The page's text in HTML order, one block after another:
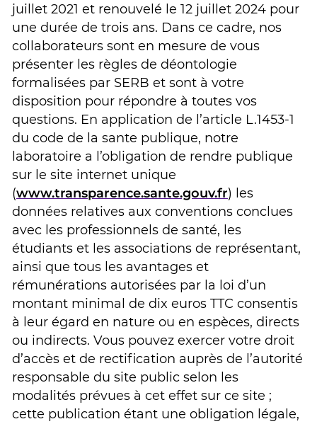
juillet 2021 et renouvelé le 12 juillet 2024 pour
une durée de trois ans. Dans ce cadre, nos
collaborateurs sont en mesure de vous
présenter les règles de déontologie
formalisées par SERB et sont à votre
disposition pour répondre à toutes vos
questions. En application de l’article L.1453-1
du code de la sante publique, notre
laboratoire a l’obligation de rendre publique
sur le site internet unique
(www.transparence.sante.gouv.fr) les
données relatives aux conventions conclues
avec les professionnels de santé, les
étudiants et les associations de représentant,
ainsi que tous les avantages et
rémunérations autorisées par la loi d’un
montant minimal de dix euros TTC consentis
à leur égard en nature ou en espèces, directs
ou indirects. Vous pouvez exercer votre droit
d’accès et de rectification auprès de l’autorité
responsable du site public selon les
modalités prévues à cet effet sur ce site ;
cette publication étant une obligation légale,